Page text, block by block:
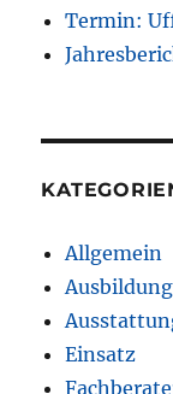
Termin:
Allgemein
Ausbildung
Einsatz